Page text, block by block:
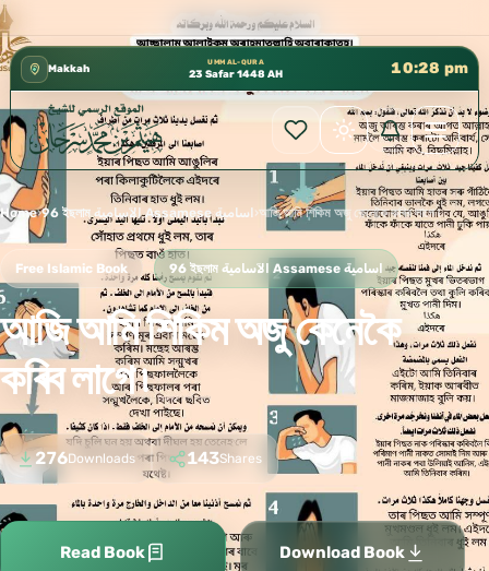
كتب الشيخ هيثم سرحان حفظه الله متوفرة
Makkah
UMM AL-QURA
23 Safar 1448 AH 10:28 pm
Home› 96 ইছলাম الآسامية Assamese اسامية ›আজি আমি শিকিম অজু কেনেকৈ কৰিব লাগে ৷
Free Islamic Book 96 ইছলাম الآسامية Assamese اسامية
আজি আমি শিকিম অজু কেনেকৈ
কৰিব লাগে ৷
276Downloads 143Shares
Read Book Download Book